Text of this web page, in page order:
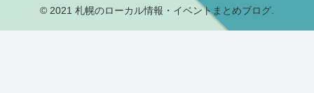
© 2021 札幌のローカル情報・イベントまとめブログ.